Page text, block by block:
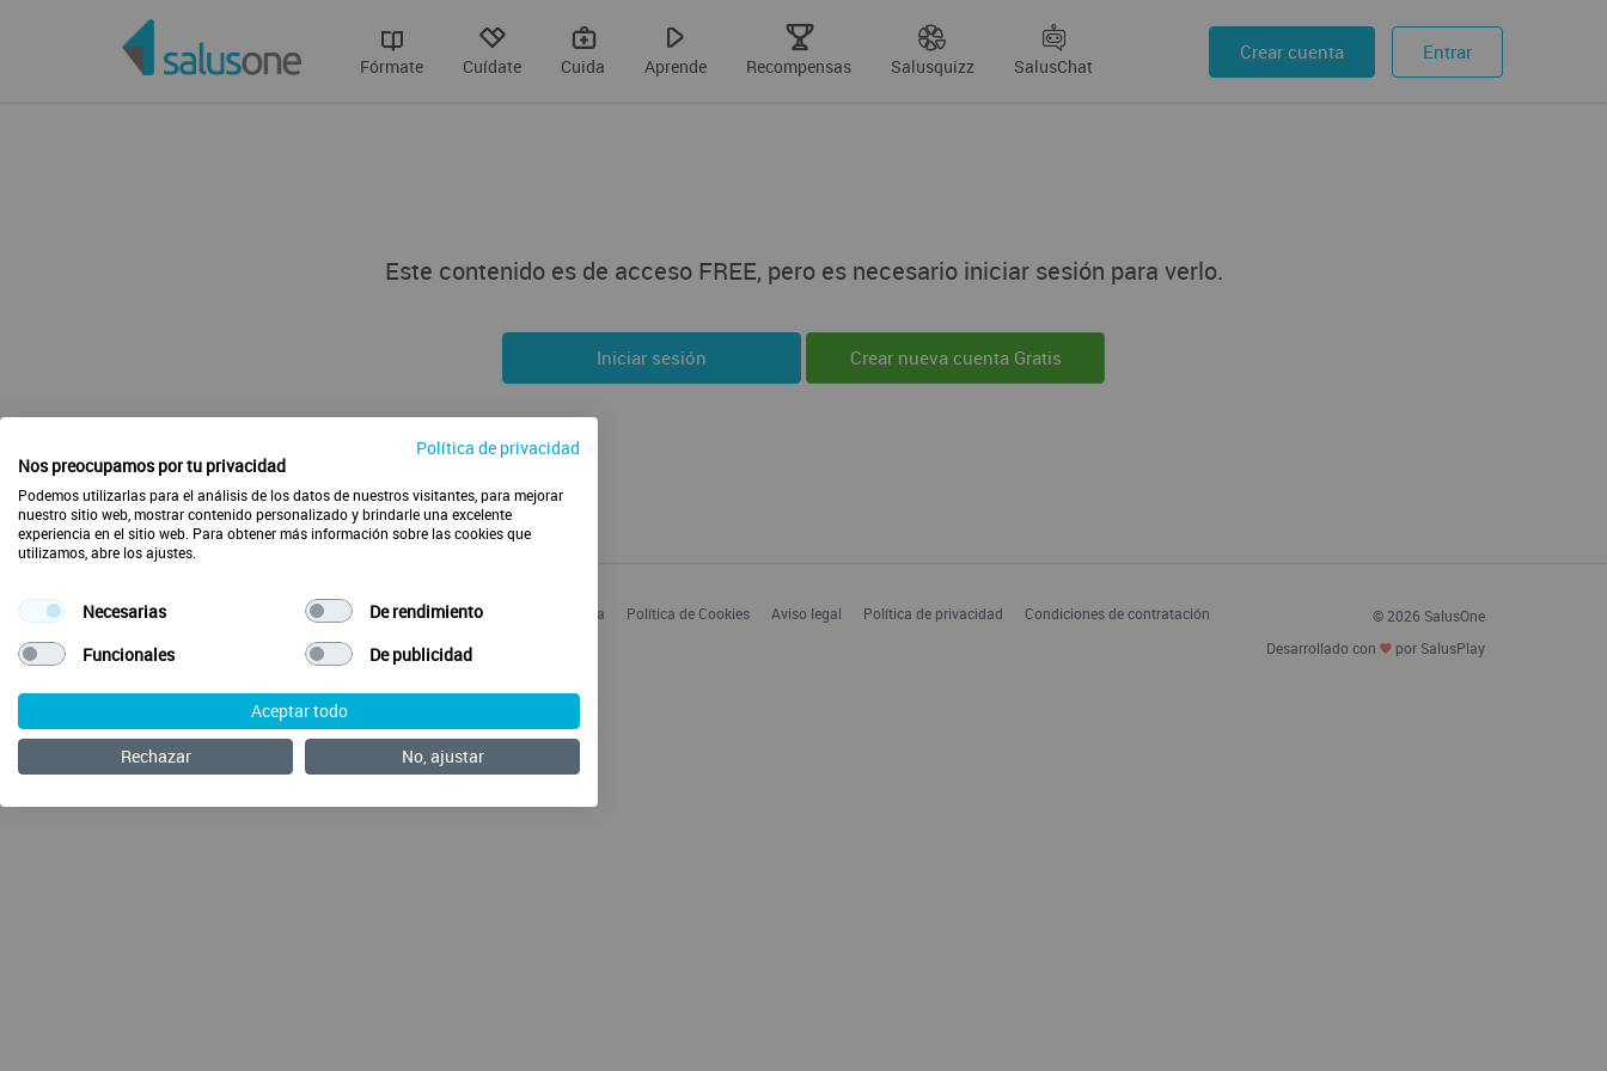
Fórmate Cuídate Cuida Aprende Recompensas Salusquizz SalusChat
Crear cuenta Entrar
Este contenido es de acceso FREE, pero es necesario iniciar sesión para verlo.
Iniciar sesión Crear nueva cuenta Gratis
Envía tus ideas Preguntas Frecuentes Acerca de SalusOne Enfermería Política de Cookies Aviso legal Política de privacidad Condiciones de contratación
© 2026 SalusOne
Desarrollado con
por SalusPlay
Política de privacidad
Nos preocupamos por tu privacidad
Podemos utilizarlas para el análisis de los datos de nuestros visitantes, para mejorar
nuestro sitio web, mostrar contenido personalizado y brindarle una excelente
experiencia en el sitio web. Para obtener más información sobre las cookies que
utilizamos, abre los ajustes.
Necesarias
De rendimiento
Funcionales
De publicidad
Aceptar todo
Rechazar
No, ajustar